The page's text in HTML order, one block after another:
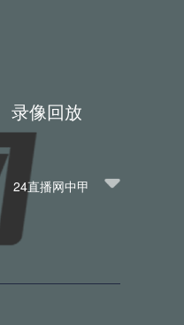
录像回放
24直播网中甲
网西甲